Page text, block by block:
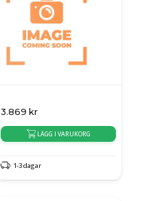
3.869 kr
LÄGG I VARUKORG
1-3 dagar